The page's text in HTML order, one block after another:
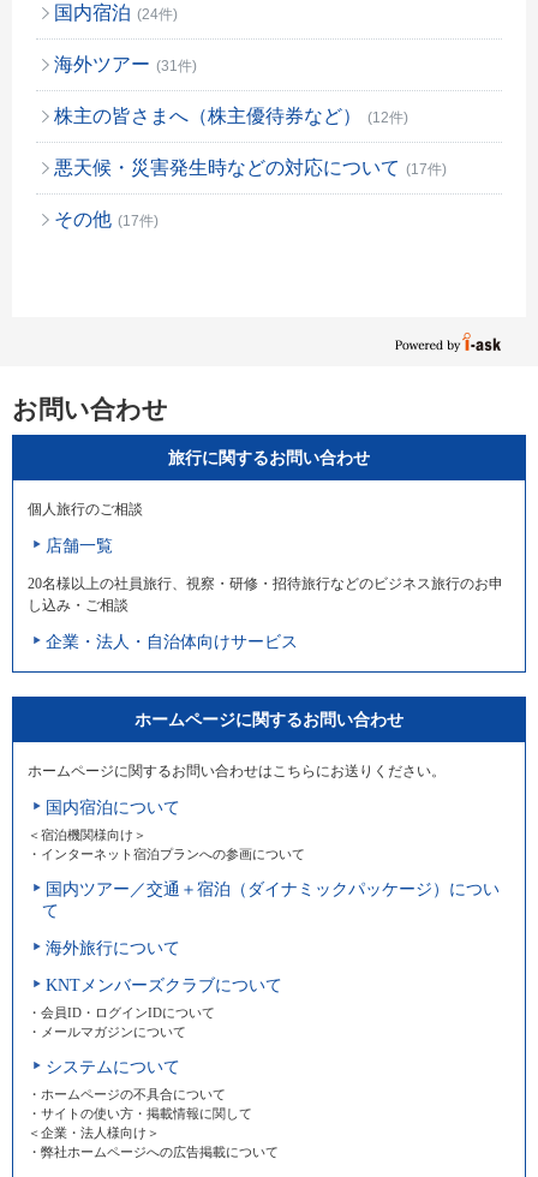
国内宿泊 (24件)
海外ツアー (31件)
株主の皆さまへ（株主優待券など） (12件)
悪天候・災害発生時などの対応について (17件)
その他 (17件)
お問い合わせ
旅行に関するお問い合わせ
個人旅行のご相談
店舗一覧
20名様以上の社員旅行、視察・研修・招待旅行などのビジネス旅行のお申
し込み・ご相談
企業・法人・自治体向けサービス
ホームページに関するお問い合わせ
ホームページに関するお問い合わせはこちらにお送りください。
国内宿泊について
＜宿泊機関様向け＞
・インターネット宿泊プランへの参画について
国内ツアー／交通＋宿泊（ダイナミックパッケージ）につい
て
海外旅行について
KNTメンバーズクラブについて
・会員ID・ログインIDについて
・メールマガジンについて
システムについて
・ホームページの不具合について
・サイトの使い方・掲載情報に関して
＜企業・法人様向け＞
・弊社ホームページへの広告掲載について